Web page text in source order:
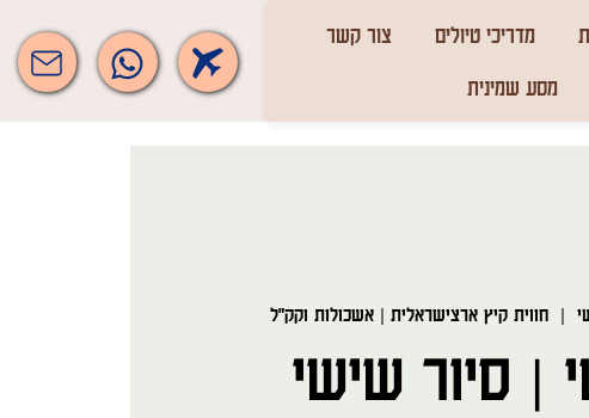
מדריכי טיולים
צור קשר
מסע שמינית
  |
חווית קיץ ארצישראלית | אשכולות וקק"ל
| סיור שישי